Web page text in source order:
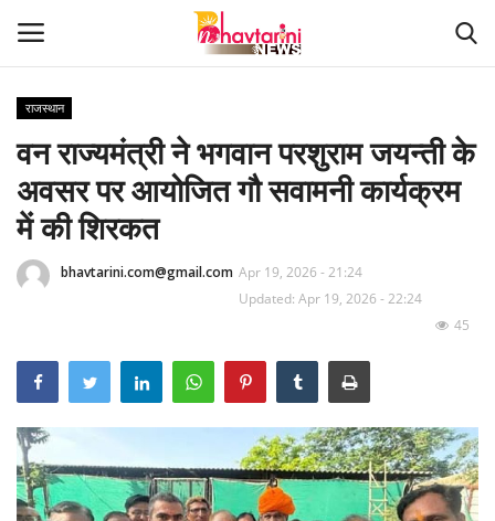
Home
संपर्क करें
Contact
देश
दुनिया
मध्य प्रदेश
राजस्थान
वन राज्यमंत्री ने भगवान परशुराम जयन्ती के
अवसर पर आयोजित गौ सवामनी कार्यक्रम
में की शिरकत
bhavtarini.com@gmail.com Apr 19, 2026 - 21:24
Updated: Apr 19, 2026 - 22:24
45